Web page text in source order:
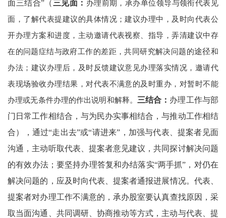
面三结合”（ 三见面： 办理前期，承办单位领导与领衔代表见
面，了解代表提建议的具体情况；建议办理中，及时向代表公
开办理方案和进度，主动邀请代表视察、指导，弄清建议中存
在的问题症结与政府工作的差距，共同研究解决问题的途径和
办法；建议办理后，及时反馈建议意见办理落实情况，邀请代
表现场验收办理结果，对代表不满意的及时重办，对暂时不能
办理或无条件办理的作出说明和解释。 三结合： 办理工作与部
门日常工作相结合，与为民办实事相结合，与推动工作相结
合），通过“走出去”或“请进来”，加强与代表、提案者见面
沟通，主动听取代表、提案者意见建议，共同探讨解决问题
的有效办法；要坚持办理答复和办结落实“两手抓”，对仍在
解决问题的，应及时向代表、提案者通报进展情况。代表、
提案者对办理工作不满意的，承办股室要认真查找原因，采
取当面沟通、共同调研、协商推动等方式，主动与代表、提